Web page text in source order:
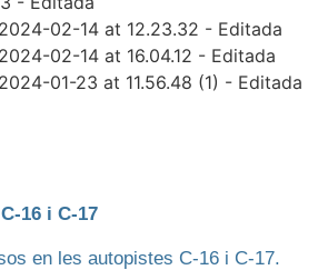
16 i C-17
en les autopistes C-16 i C-17.